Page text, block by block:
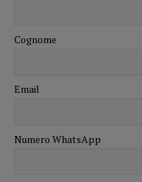
Cognome
Email
Numero WhatsApp